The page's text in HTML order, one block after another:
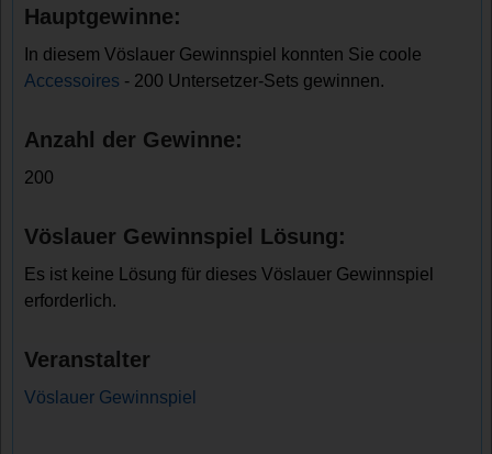
Hauptgewinne:
In diesem Vöslauer Gewinnspiel konnten Sie coole
Accessoires - 200 Untersetzer-Sets gewinnen.
Anzahl der Gewinne:
200
Vöslauer Gewinnspiel Lösung:
Es ist keine Lösung für dieses Vöslauer Gewinnspiel
erforderlich.
Veranstalter
Vöslauer Gewinnspiel